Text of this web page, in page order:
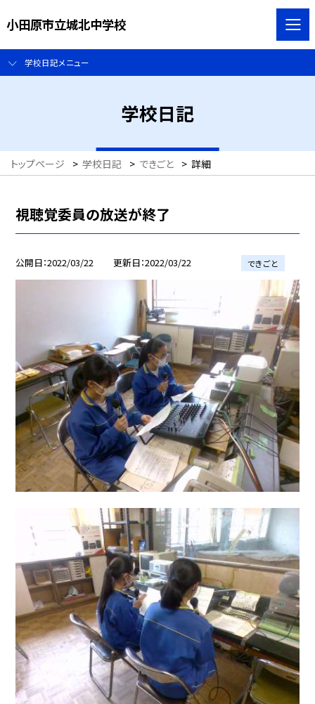
小田原市立城北中学校
学校日記メニュー
学校日記
トップページ > 学校日記 > できごと > 詳細
視聴覚委員の放送が終了
公開日 2022/03/22 更新日 2022/03/22 できごと